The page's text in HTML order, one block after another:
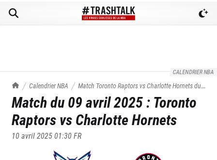
CALENDRIER NBA
TrashTalk Actu NBA
Calendrier NBA Match Toronto Raptors vsCharlotte Hornetsdu
09/04/2025
Match du 09 avril 2025: Toronto
Raptors vs Charlotte Hornets
10 avril 2025 01:30FR